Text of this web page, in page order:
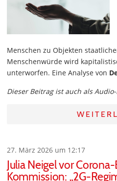
Menschen zu Objekten
Menschenwürde wird
unterworfen. Eine Analyse von
Dieser Beitrag ist auch als
27. März 2026 um 12:17
Julia Neigel vor
Kommission: „2G-